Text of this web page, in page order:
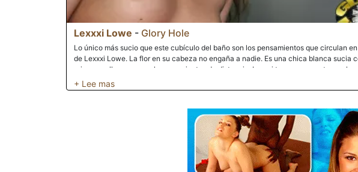
Lexxxi Lowe - Glory Hole
Lo único más sucio que este cubículo del baño son los pensamientos que circulan
de Lexxxi Lowe. La flor en su cabeza no engaña a nadie. Es una chica blanca sucia
primera polla negra a solo unos minutos de distancia. Lexxxi tuvo que engatusar al
de turno ya que no compró nada, pero su coño está a punto de pagar el precio por
pollas blancas. Eso fue entonces y esto es ahora. Lexxxi está recuperando el tiempo
que le impide descansar el culo en el suelo, Lexxxi le da a su coño un masaje brutal
hace ponerse rojo remolacha. La abstinencia de la polla negra de Lexxxi finalmente
cuando su boca va desde la punta de la polla negra hasta sus bolas. No deja ningún
piel negra sin atender mientras su boca entretiene esa varilla de ébano. Lexxxi lo
todas partes como una piruleta negra hasta que su coño le indica que le dé un
mandíbula. El pasado de gimnasta de Lexxxi Lowe sale a la luz cuando su flexibilidad